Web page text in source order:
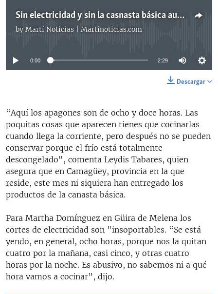
Sin electricidad y sin la casnasta básica aumenta descontento de los cubanos
by Martí Noticias | Martinoticias.com
No media source currently available
0:00 2:29
Descargar
“Aquí los apagones son de ocho y doce horas. Las
poquitas cosas que aparecen tienes que cocinarlas
cuando llega la corriente, pero después no se pueden
conservar porque el frío está totalmente
descongelado", comenta Leydis Tabares, quien
asegura que en Camagüey, provincia en la que
reside, este mes ni siquiera han entregado los
productos de la canasta básica.
Para Martha Domínguez en Güira de Melena los
cortes de electricidad son "insoportables. “Se está
yendo, en general, ocho horas, porque nos la quitan
cuatro por la mañana, casi cinco, y otras cuatro
horas por la noche. Es abusivo, no sabemos ni a qué
hora vamos a cocinar”, dijo.